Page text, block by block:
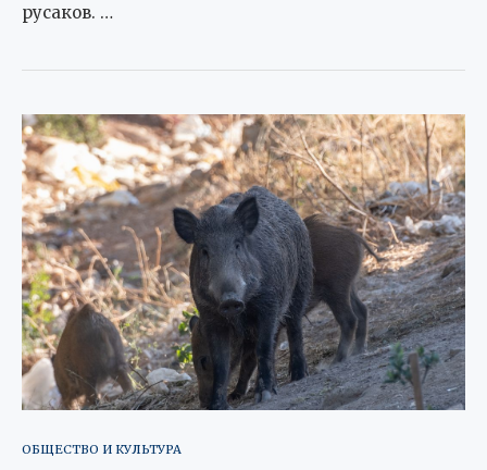
русаков. …
ОБЩЕСТВО И КУЛЬТУРА